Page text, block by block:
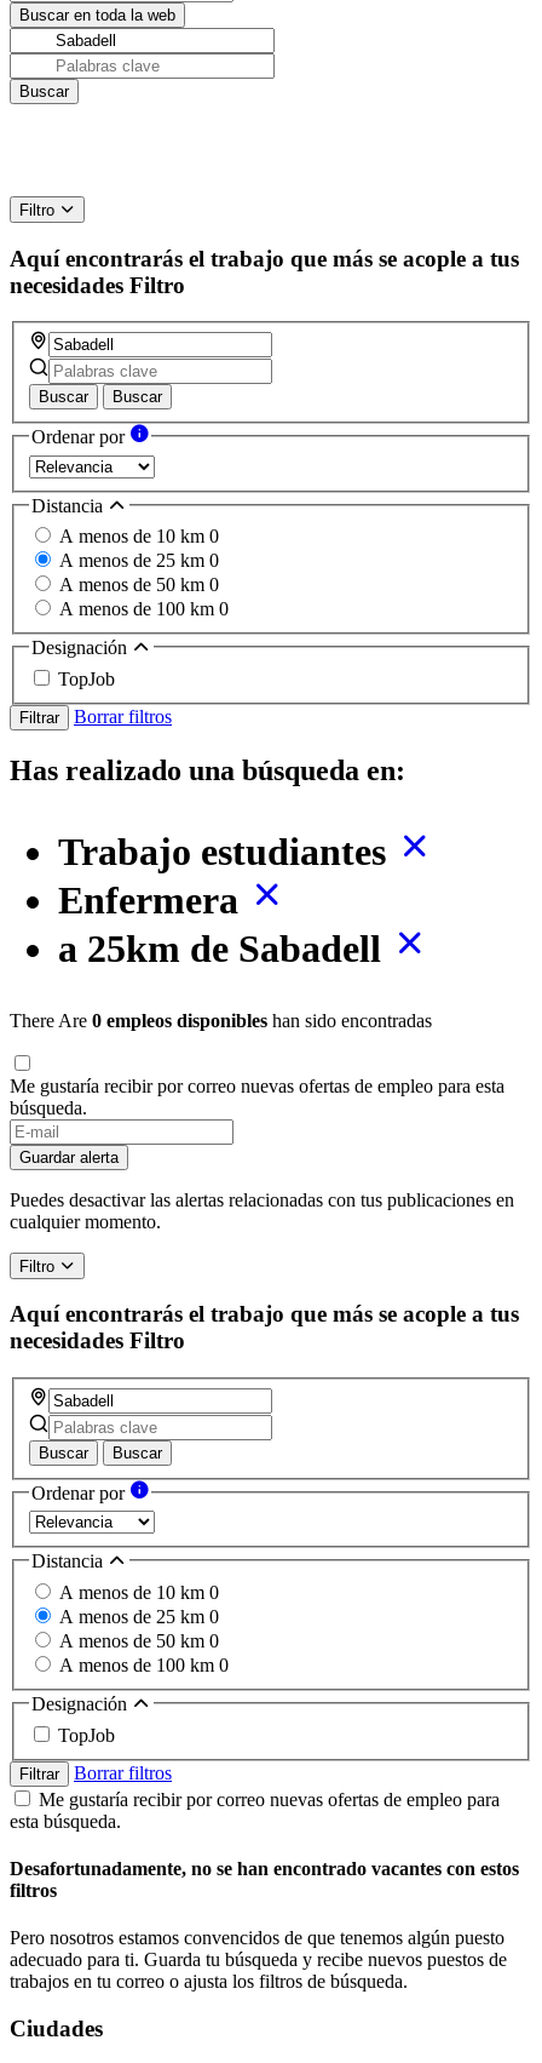
Filtro
Aquí encontrarás el trabajo que más se acople a tus
necesidades Filtro
Buscar Buscar
Ordenar por
Distancia
A menos de 10 km 0
A menos de 25 km 0
A menos de 50 km 0
A menos de 100 km 0
Designación
TopJob
Filtrar Borrar filtros
Has realizado una búsqueda en:
Trabajo estudiantes
Enfermera
a 25km de Sabadell
There Are 0 empleos disponibles han sido encontradas
Me gustaría recibir por correo nuevas ofertas de empleo para esta
búsqueda.
Guardar alerta
Puedes desactivar las alertas relacionadas con tus publicaciones en
cualquier momento.
Filtro
Aquí encontrarás el trabajo que más se acople a tus
necesidades Filtro
Buscar Buscar
Ordenar por
Distancia
A menos de 10 km 0
A menos de 25 km 0
A menos de 50 km 0
A menos de 100 km 0
Designación
TopJob
Filtrar
Borrar filtros
Me gustaría recibir por correo nuevas ofertas de empleo para
esta búsqueda.
Desafortunadamente, no se han encontrado vacantes con estos
filtros
Pero nosotros estamos convencidos de que tenemos algún puesto
adecuado para ti. Guarda tu búsqueda y recibe nuevos puestos de
trabajos en tu correo o ajusta los filtros de búsqueda.
Ciudades